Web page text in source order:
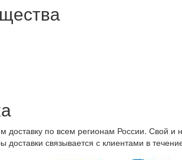
доставку по всем регионам России. Свой и
связывается с клиентами в